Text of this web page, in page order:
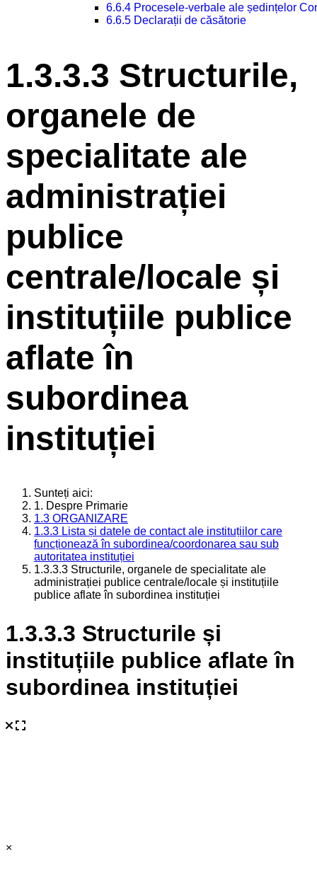
6.6.4 Procesele-verbale ale ședințelor
6.6.5 Declarații de căsătorie
1.3.3.3 Structurile,
organele de
specialitate ale
administrației
publice
centrale/locale și
instituțiile publice
aflate în
subordinea
instituției
Sunteți aici:
1. Despre Primarie
1.3 ORGANIZARE
1.3.3 Lista și datele de contact ale instituțiilor care
funcționează în subordinea/coordonarea sau sub
autoritatea instituției
1.3.3.3 Structurile, organele de specialitate ale
administrației publice centrale/locale și instituțiile
publice aflate în subordinea instituției
1.3.3.3 Structurile și
instituțiile publice aflate în
subordinea instituției
×